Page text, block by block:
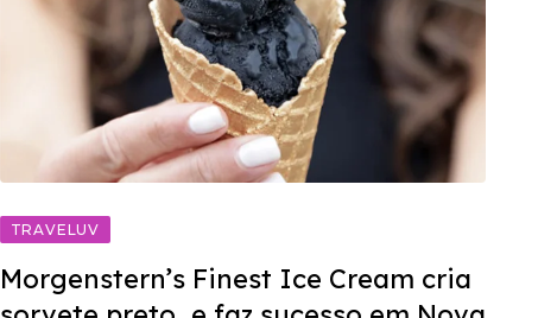
TRAVELUV
Morgenstern’s Finest Ice Cream cria